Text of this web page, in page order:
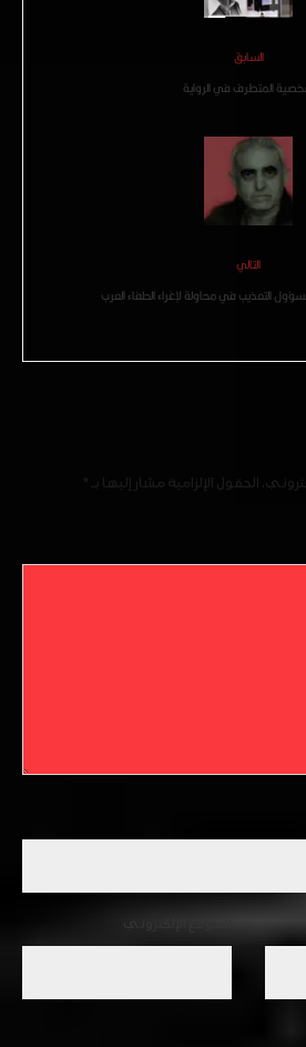
السابق
المتطرف في الرواية
التالي
التعذيب في محاولة لإغراء الحلفاء العرب
الحقول الإلزامية مشار إليها بـ